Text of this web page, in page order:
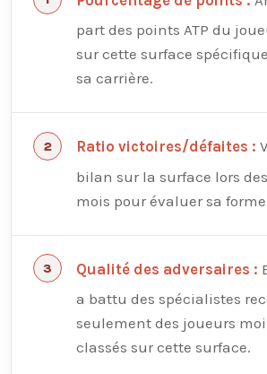
part des points ATP du
sur cette surface
sa carrière.
Ratio victoires/défaites :
bilan sur la surface lors
mois pour évaluer sa
Qualité des adversaires :
a battu des spécialistes
seulement des joueurs
classés sur cette surface.